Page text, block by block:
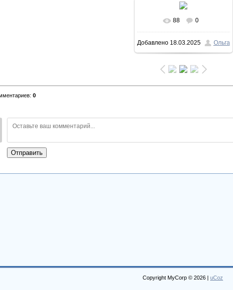
В реальном размере
1012x1207/ 185.7Kb
88 0
Добавлено18.03.2025 Ольга
: 0
Отправить
Copyright MyCorp © 2026 | uCoz